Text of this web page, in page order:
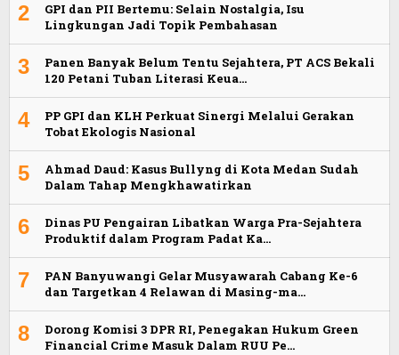
2
GPI dan PII Bertemu: Selain Nostalgia, Isu
Lingkungan Jadi Topik Pembahasan
3
Panen Banyak Belum Tentu Sejahtera, PT ACS Bekali
120 Petani Tuban Literasi Keua…
4
PP GPI dan KLH Perkuat Sinergi Melalui Gerakan
Tobat Ekologis Nasional
5
Ahmad Daud: Kasus Bullyng di Kota Medan Sudah
Dalam Tahap Mengkhawatirkan
6
Dinas PU Pengairan Libatkan Warga Pra-Sejahtera
Produktif dalam Program Padat Ka…
7
PAN Banyuwangi Gelar Musyawarah Cabang Ke-6
dan Targetkan 4 Relawan di Masing-ma…
8
Dorong Komisi 3 DPR RI, Penegakan Hukum Green
Financial Crime Masuk Dalam RUU Pe…